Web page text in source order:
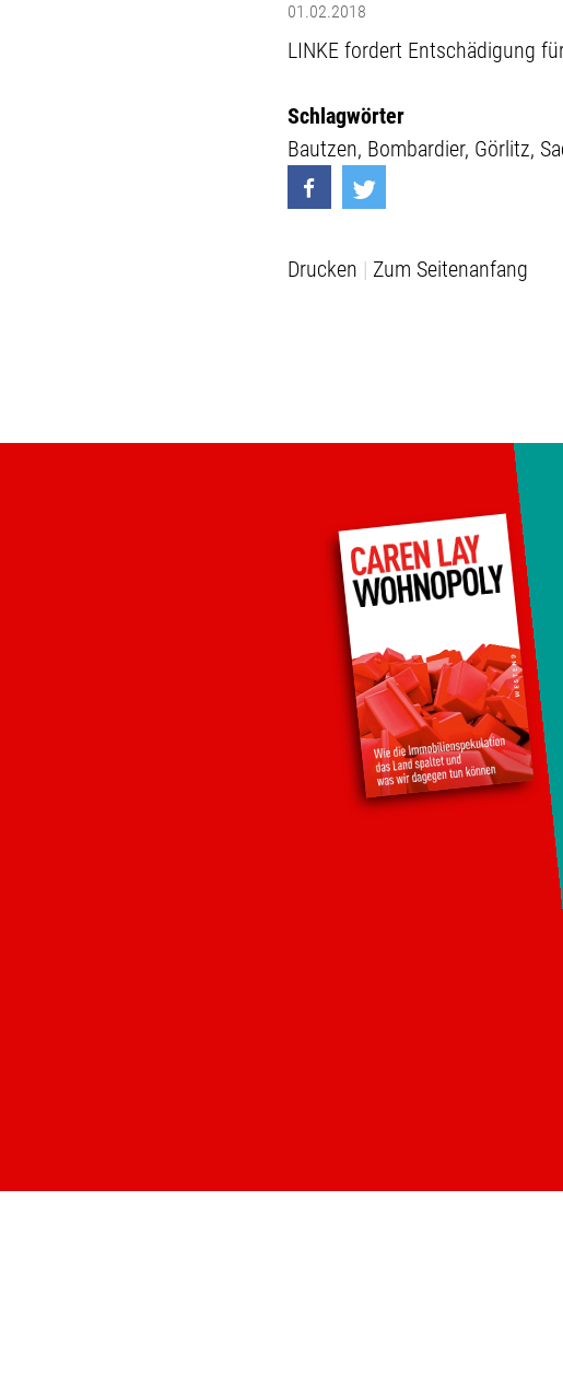
01.02.2018
LINKE fordert Entschädigung
Schlagwörter
Bautzen Bombardier Görlitz
Drucken Zum Seitenanfang